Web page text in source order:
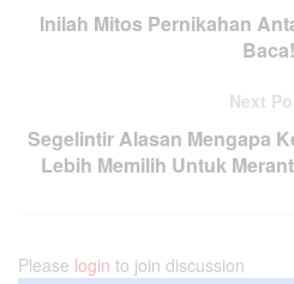
Inilah Mitos Pernikahan
Baca!
Next
Segelintir Alasan Mengapa
Lebih Memilih Untuk
Please login to join discussion